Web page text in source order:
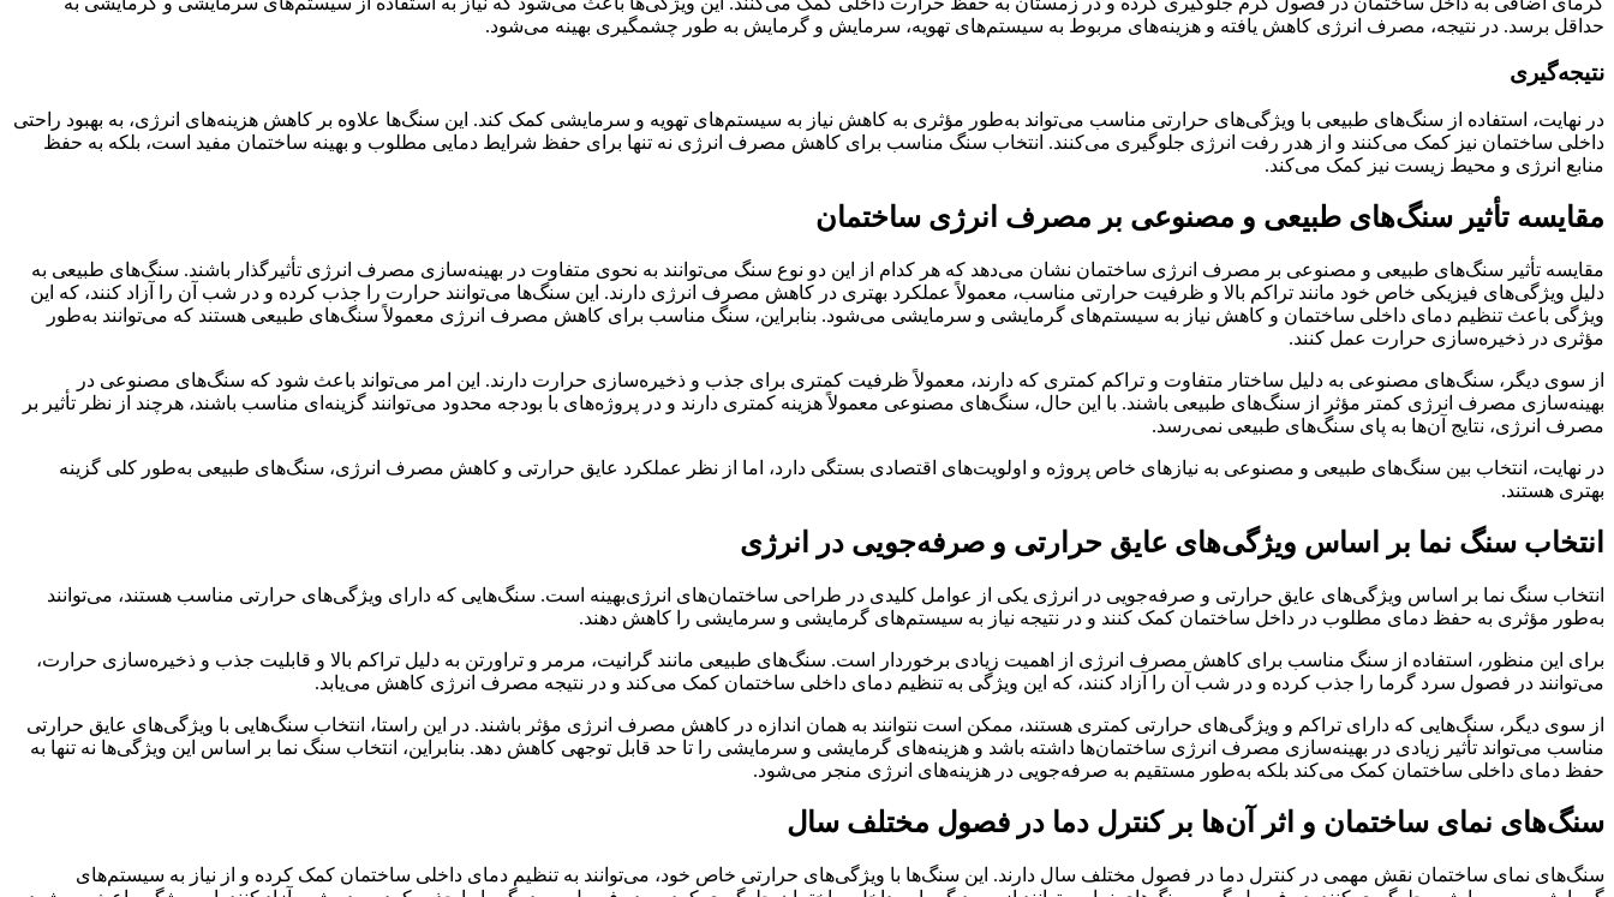
حداقل برسد. در نتیجه، مصرف انرژی کاهش یافته و هزینه‌های مربوط به سیستم‌های تهویه، سرمایش و گرمایش به طور چشمگیری بهینه می‌شود.
نتیجه‌گیری
در نهایت، استفاده از سنگ‌های طبیعی با ویژگی‌های حرارتی مناسب می‌تواند به‌طور مؤثری به کاهش نیاز به سیستم‌های تهویه و سرمایشی کمک کند. این سنگ‌ها علاوه بر کاهش هزینه‌های انرژی، به بهبود راحتی
داخلی ساختمان نیز کمک می‌کنند و از هدر رفت انرژی جلوگیری می‌کنند. انتخاب سنگ مناسب برای کاهش مصرف انرژی نه تنها برای حفظ شرایط دمایی مطلوب و بهینه ساختمان مفید است، بلکه به حفظ
منابع انرژی و محیط زیست نیز کمک می‌کند.
مقایسه تأثیر سنگ‌های طبیعی و مصنوعی بر مصرف انرژی ساختمان
مقایسه تأثیر سنگ‌های طبیعی و مصنوعی بر مصرف انرژی ساختمان نشان می‌دهد که هر کدام از این دو نوع سنگ می‌توانند به نحوی متفاوت در بهینه‌سازی مصرف انرژی تأثیرگذار باشند. سنگ‌های طبیعی به
دلیل ویژگی‌های فیزیکی خاص خود مانند تراکم بالا و ظرفیت حرارتی مناسب، معمولاً عملکرد بهتری در کاهش مصرف انرژی دارند. این سنگ‌ها می‌توانند حرارت را جذب کرده و در شب آن را آزاد کنند، که این
ویژگی باعث تنظیم دمای داخلی ساختمان و کاهش نیاز به سیستم‌های گرمایشی و سرمایشی می‌شود. بنابراین، سنگ مناسب برای کاهش مصرف انرژی معمولاً سنگ‌های طبیعی هستند که می‌توانند به‌طور
مؤثری در ذخیره‌سازی حرارت عمل کنند.
از سوی دیگر، سنگ‌های مصنوعی به دلیل ساختار متفاوت و تراکم کمتری که دارند، معمولاً ظرفیت کمتری برای جذب و ذخیره‌سازی حرارت دارند. این امر می‌تواند باعث شود که سنگ‌های مصنوعی در
بهینه‌سازی مصرف انرژی کمتر مؤثر از سنگ‌های طبیعی باشند. با این حال، سنگ‌های مصنوعی معمولاً هزینه کمتری دارند و در پروژه‌های با بودجه محدود می‌توانند گزینه‌ای مناسب باشند، هرچند از نظر تأثیر بر
مصرف انرژی، نتایج آن‌ها به پای سنگ‌های طبیعی نمی‌رسد.
در نهایت، انتخاب بین سنگ‌های طبیعی و مصنوعی به نیازهای خاص پروژه و اولویت‌های اقتصادی بستگی دارد، اما از نظر عملکرد عایق حرارتی و کاهش مصرف انرژی، سنگ‌های طبیعی به‌طور کلی گزینه
بهتری هستند.
انتخاب سنگ نما بر اساس ویژگی‌های عایق حرارتی و صرفه‌جویی در انرژی
انتخاب سنگ نما بر اساس ویژگی‌های عایق حرارتی و صرفه‌جویی در انرژی یکی از عوامل کلیدی در طراحی ساختمان‌های انرژی‌بهینه است. سنگ‌هایی که دارای ویژگی‌های حرارتی مناسب هستند، می‌توانند
به‌طور مؤثری به حفظ دمای مطلوب در داخل ساختمان کمک کنند و در نتیجه نیاز به سیستم‌های گرمایشی و سرمایشی را کاهش دهند.
برای این منظور، استفاده از سنگ مناسب برای کاهش مصرف انرژی از اهمیت زیادی برخوردار است. سنگ‌های طبیعی مانند گرانیت، مرمر و تراورتن به دلیل تراکم بالا و قابلیت جذب و ذخیره‌سازی حرارت،
می‌توانند در فصول سرد گرما را جذب کرده و در شب آن را آزاد کنند، که این ویژگی به تنظیم دمای داخلی ساختمان کمک می‌کند و در نتیجه مصرف انرژی کاهش می‌یابد.
از سوی دیگر، سنگ‌هایی که دارای تراکم و ویژگی‌های حرارتی کمتری هستند، ممکن است نتوانند به همان اندازه در کاهش مصرف انرژی مؤثر باشند. در این راستا، انتخاب سنگ‌هایی با ویژگی‌های عایق حرارتی
مناسب می‌تواند تأثیر زیادی در بهینه‌سازی مصرف انرژی ساختمان‌ها داشته باشد و هزینه‌های گرمایشی و سرمایشی را تا حد قابل توجهی کاهش دهد. بنابراین، انتخاب سنگ نما بر اساس این ویژگی‌ها نه تنها به
حفظ دمای داخلی ساختمان کمک می‌کند بلکه به‌طور مستقیم به صرفه‌جویی در هزینه‌های انرژی منجر می‌شود.
سنگ‌های نمای ساختمان و اثر آن‌ها بر کنترل دما در فصول مختلف سال
سنگ‌های نمای ساختمان نقش مهمی در کنترل دما در فصول مختلف سال دارند. این سنگ‌ها با ویژگی‌های حرارتی خاص خود، می‌توانند به تنظیم دمای داخلی ساختمان کمک کرده و از نیاز به سیستم‌های